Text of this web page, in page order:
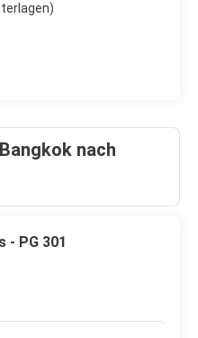
nach
- PG 301